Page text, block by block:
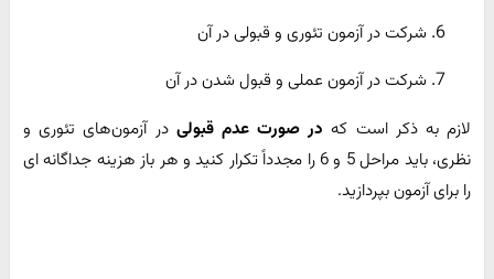
شرکت در آزمون تئوری و قبولی در آن
شرکت در آزمون عملی و قبول شدن در آن
لازم به ذکر است که در صورت عدم قبولی در آزمون‌های تئوری و
نظری، باید مراحل 5 و 6 را مجدداً تکرار کنید و هر باز هزینه جداگانه ای
را برای آزمون بپردازید.